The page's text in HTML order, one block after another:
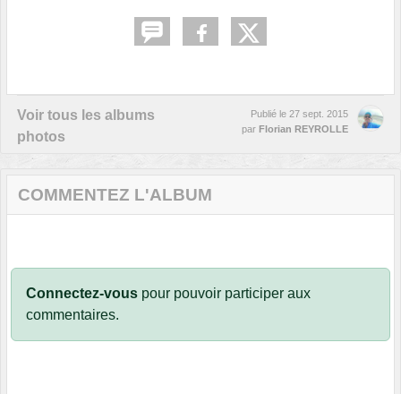
Voir tous les albums
photos
Publié le 27 sept. 2015
par Florian REYROLLE
COMMENTEZ L'ALBUM
Connectez-vous pour pouvoir participer aux
commentaires.